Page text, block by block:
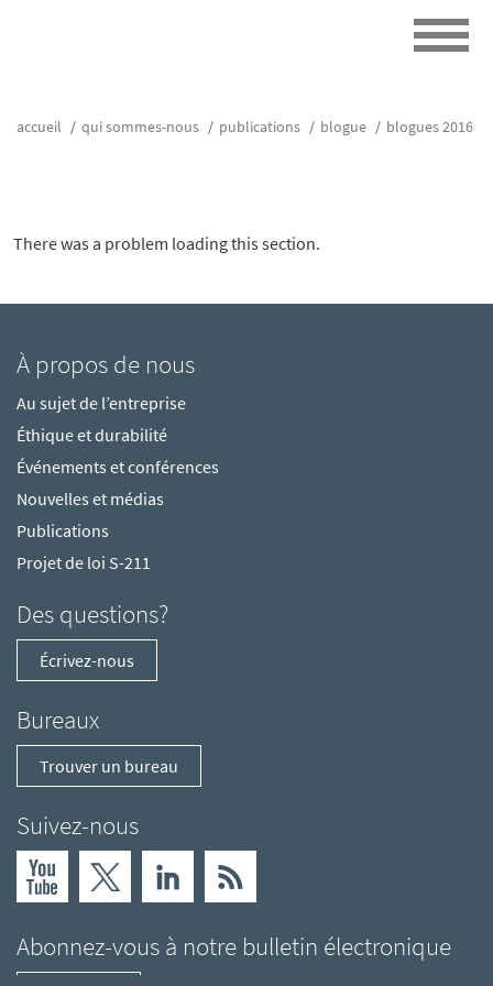
accueil qui sommes-nous publications blogue blogues 2016
There was a problem loading this section.
À propos de nous
Au sujet de l’entreprise
Éthique et durabilité
Événements et conférences
Nouvelles et médias
Publications
Projet de loi S-211
Des questions?
Écrivez-nous
Bureaux
Trouver un bureau
Suivez-nous
Abonnez-vous à notre bulletin électronique